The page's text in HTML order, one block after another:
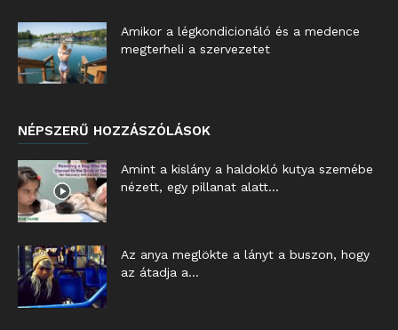
Amikor a légkondicionáló és a medence
megterheli a szervezetet
NÉPSZERŰ HOZZÁSZÓLÁSOK
Amint a kislány a haldokló kutya szemébe
nézett, egy pillanat alatt...
Az anya meglökte a lányt a buszon, hogy
az átadja a...